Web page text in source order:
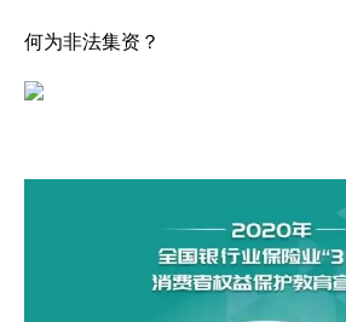
何为非法集资？